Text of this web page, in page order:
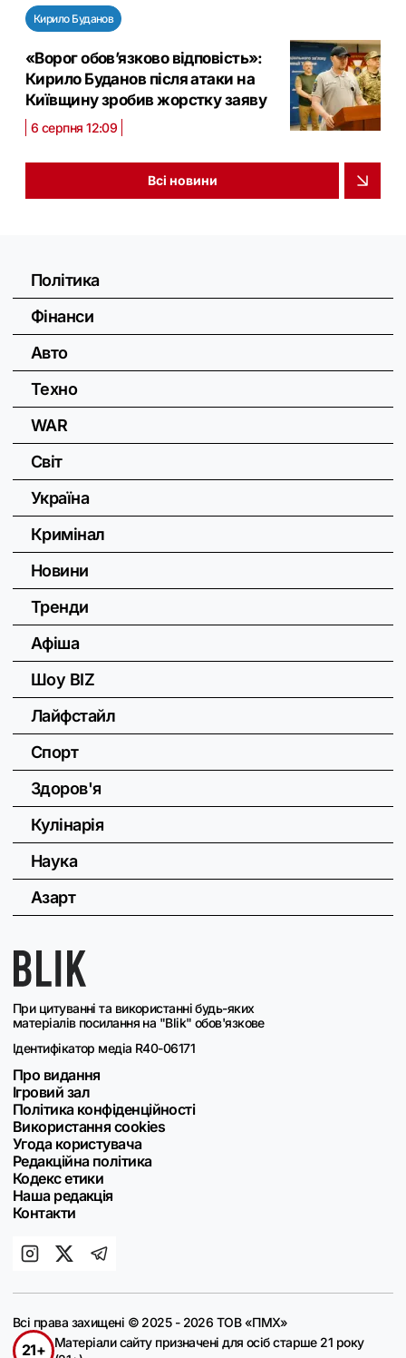
Кирило Буданов
«Ворог обов’язково відповість»:
Кирило Буданов після атаки на
Київщину зробив жорстку заяву
6 серпня 12:09
Всі новини
При цитуванні та використанні будь-яких
матеріалів посилання на "Blik" обов'язкове
Ідентифікатор медіа R40-06171
Про видання
Ігровий зал
Політика конфіденційності
Використання cookies
Угода користувача
Редакційна політика
Кодекс етики
Наша редакція
Контакти
Політика
Фінанси
Авто
Техно
WAR
Світ
Україна
Кримінал
Новини
Тренди
Афіша
Шоу BIZ
Лайфстайл
Спорт
Здоров'я
Кулінарія
Наука
Азарт
Всі права захищені © 2025 - 2026 ТОВ «ПМХ»
21+
Матеріали сайту призначені для осіб старше 21 року